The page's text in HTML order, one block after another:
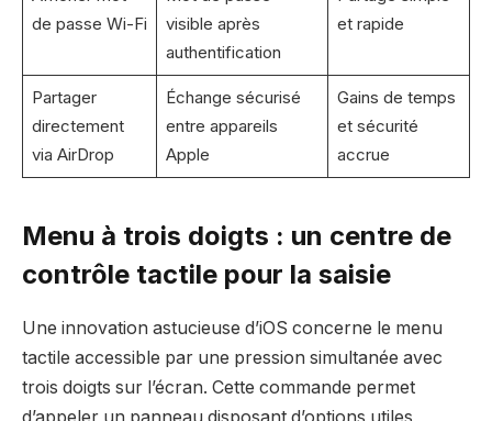
de passe Wi-Fi
visible après
authentification
et rapide
Partager
directement
via AirDrop
Échange sécurisé
entre appareils
Apple
Gains de temps
et sécurité
accrue
Menu à trois doigts : un centre de
contrôle tactile pour la saisie
Une innovation astucieuse d’iOS concerne le menu
tactile accessible par une pression simultanée avec
trois doigts sur l’écran. Cette commande permet